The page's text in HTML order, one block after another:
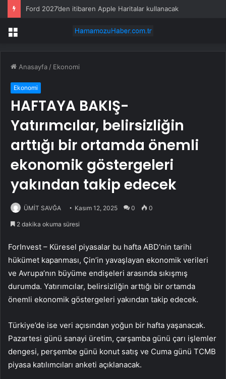
Ford 2027’den itibaren Apple Haritalar kullanacak
Menü
Anasayfa / Ekonomi
Ekonomi
HAFTAYA BAKIŞ-
Yatırımcılar, belirsizliğin
arttığı bir ortamda önemli
ekonomik göstergeleri
yakından takip edecek
ÜMİT SAVĞA Kasım 12, 2025 0 0
2 dakika okuma süresi
ForInvest – Küresel piyasalar bu hafta ABD’nin tarihi
hükümet kapanması, Çin’in yavaşlayan ekonomik verileri
ve Avrupa’nın büyüme endişeleri arasında sıkışmış
durumda. Yatırımcılar, belirsizliğin arttığı bir ortamda
önemli ekonomik göstergeleri yakından takip edecek.
Türkiye’de ise veri açısından yoğun bir hafta yaşanacak.
Pazartesi günü sanayi üretim, çarşamba günü çarı işlemler
dengesi, perşembe günü konut satış ve Cuma günü TCMB
piyasa katılımcıları anketi açıklanacak.